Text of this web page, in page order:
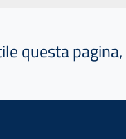
questa pagina,